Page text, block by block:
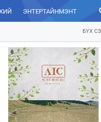
ЭНТЕРТАЙНМЭНТ
БҮХ